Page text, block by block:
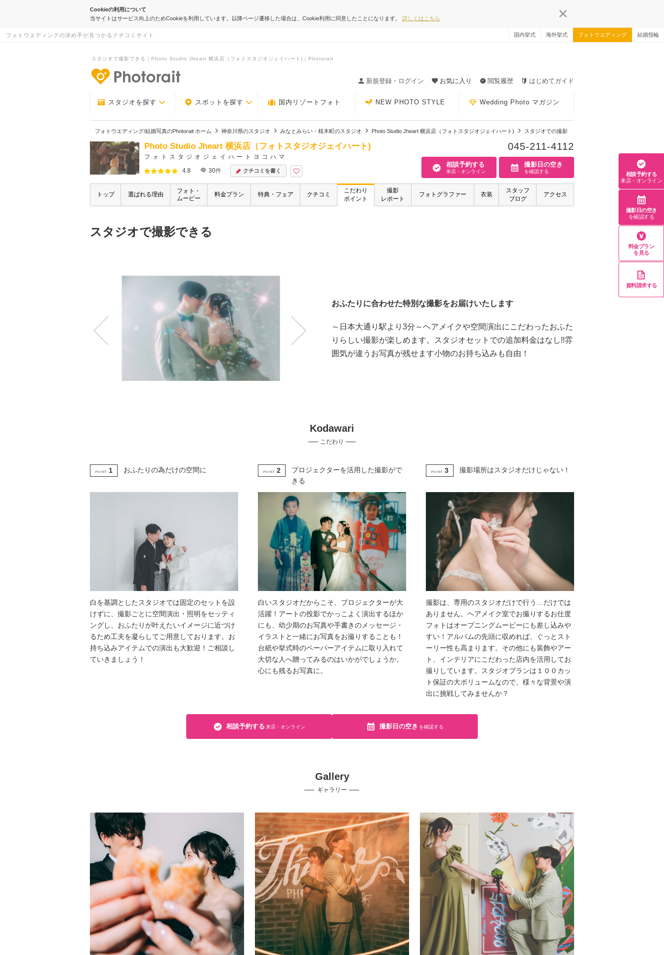
Cookieの利用について
当サイトはサービス向上のためCookieを利用しています。以降ページ遷移した場合は、Cookie利用に同意したことになります。 詳しくはこちら
フォトウエディングの決め手が見つかるクチコミサイト 国内挙式 海外挙式 フォトウエディング 結婚指輪
スタジオで撮影できる｜Photo Studio Jheart 横浜店（フォトスタジオジェイハート)｜Photorait
新規登録・ログイン
お気に入り 閲覧履歴 はじめてガイド
スタジオを探す スポットを探す 国内リゾートフォト NEW PHOTO STYLE Wedding Photo マガジン
フォトウエディング/結婚写真のPhotorait ホーム 神奈川県のスタジオ みなとみらい・桜木町のスタジオ Photo Studio Jheart 横浜店（フォトスタジオジェイハート) スタジオでの撮影
Photo Studio Jheart 横浜店（フォトスタジオジェイハート)
フォトスタジオジェイハートヨコハマ
4.8
30件 クチコミを書く
045-211-4112
相談予約する
来店・オンライン
撮影日の空き
を確認する
トップ 選ばれる理由
フォト・
ムービー
料金プラン 特典・フェア クチコミ
こだわり
ポイント
撮影
レポート
フォトグラファー 衣装
スタッフ
ブログ
アクセス
スタジオで撮影できる
おふたりに合わせた特別な撮影をお届けいたします
～日本大通り駅より3分～ヘアメイクや空間演出にこだわったおふた
りらしい撮影が楽しめます。スタジオセットでの追加料金はなし!!雰
囲気が違うお写真が残せます小物のお持ち込みも自由！
Kodawari
こだわり
POINT 1 おふたりの為だけの空間に
白を基調としたスタジオでは固定のセットを設
けずに、撮影ごとに空間演出・照明をセッティ
ングし、おふたりが叶えたいイメージに近づけ
るため工夫を凝らしてご用意しております。お
持ち込みアイテムでの演出も大歓迎！ご相談し
ていきましょう！
POINT 2
プロジェクターを活用した撮影がで
きる
白いスタジオだからこそ、プロジェクターが大
活躍！アートの投影でかっこよく演出するほか
にも、幼少期のお写真や手書きのメッセージ・
イラストと一緒にお写真をお撮りすることも！
台紙や挙式時のペーパーアイテムに取り入れて
大切な人へ贈ってみるのはいかがでしょうか。
心にも残るお写真に。
POINT 3 撮影場所はスタジオだけじゃない！
撮影は、専用のスタジオだけで行う…だけでは
ありません。ヘアメイク室でお撮りするお仕度
フォトはオープニングムービーにも差し込みや
すい！アルバムの先頭に収めれば、ぐっとスト
ーリー性も高まります。その他にも装飾やアー
ト、インテリアにこだわった店内を活用してお
撮りしています。スタジオプランは１００カッ
ト保証の大ボリュームなので、様々な背景や演
出に挑戦してみませんか？
相談予約する 来店・オンライン 撮影日の空き を確認する
Gallery
ギャラリー
相談予約する
来店・オンライン
撮影日の空き
を確認する
料金プラン
を見る
資料請求する